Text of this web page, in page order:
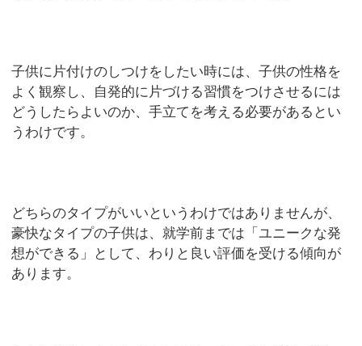
子供に片付けのしつけをしたい時には、子供の性格を
よく観察し、自発的に片づける習慣をつけさせるには
どうしたらよいのか、手立てを考える必要があるとい
うわけです。
どちらのタイプがいいというわけではありませんが、
豪快なタイプの子供は、就学前までは「ユニークな発
想ができる」として、わりと良い評価を受ける傾向が
あります。